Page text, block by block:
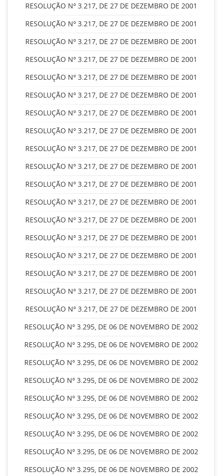
RESOLUÇÃO Nº 3.217, DE 27 DE DEZEMBRO DE 2001
RESOLUÇÃO Nº 3.217, DE 27 DE DEZEMBRO DE 2001
RESOLUÇÃO Nº 3.217, DE 27 DE DEZEMBRO DE 2001
RESOLUÇÃO Nº 3.217, DE 27 DE DEZEMBRO DE 2001
RESOLUÇÃO Nº 3.217, DE 27 DE DEZEMBRO DE 2001
RESOLUÇÃO Nº 3.217, DE 27 DE DEZEMBRO DE 2001
RESOLUÇÃO Nº 3.217, DE 27 DE DEZEMBRO DE 2001
RESOLUÇÃO Nº 3.217, DE 27 DE DEZEMBRO DE 2001
RESOLUÇÃO Nº 3.217, DE 27 DE DEZEMBRO DE 2001
RESOLUÇÃO Nº 3.217, DE 27 DE DEZEMBRO DE 2001
RESOLUÇÃO Nº 3.217, DE 27 DE DEZEMBRO DE 2001
RESOLUÇÃO Nº 3.217, DE 27 DE DEZEMBRO DE 2001
RESOLUÇÃO Nº 3.217, DE 27 DE DEZEMBRO DE 2001
RESOLUÇÃO Nº 3.217, DE 27 DE DEZEMBRO DE 2001
RESOLUÇÃO Nº 3.217, DE 27 DE DEZEMBRO DE 2001
RESOLUÇÃO Nº 3.217, DE 27 DE DEZEMBRO DE 2001
RESOLUÇÃO Nº 3.217, DE 27 DE DEZEMBRO DE 2001
RESOLUÇÃO Nº 3.217, DE 27 DE DEZEMBRO DE 2001
RESOLUÇÃO Nº 3.295, DE 06 DE NOVEMBRO DE 2002
RESOLUÇÃO Nº 3.295, DE 06 DE NOVEMBRO DE 2002
RESOLUÇÃO Nº 3.295, DE 06 DE NOVEMBRO DE 2002
RESOLUÇÃO Nº 3.295, DE 06 DE NOVEMBRO DE 2002
RESOLUÇÃO Nº 3.295, DE 06 DE NOVEMBRO DE 2002
RESOLUÇÃO Nº 3.295, DE 06 DE NOVEMBRO DE 2002
RESOLUÇÃO Nº 3.295, DE 06 DE NOVEMBRO DE 2002
RESOLUÇÃO Nº 3.295, DE 06 DE NOVEMBRO DE 2002
RESOLUÇÃO Nº 3.295, DE 06 DE NOVEMBRO DE 2002